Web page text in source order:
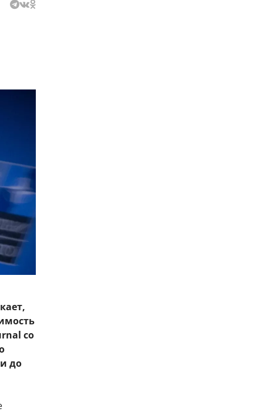
со
до